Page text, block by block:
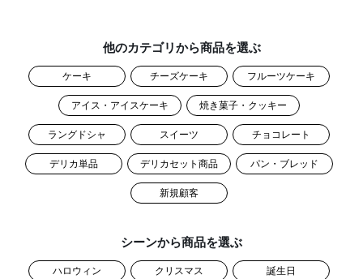
他のカテゴリから商品を選ぶ
ケーキ チーズケーキ フルーツケーキ
アイス・アイスケーキ 焼き菓子・クッキー
ラングドシャ スイーツ チョコレート
デリカ単品 デリカセット商品 パン・ブレッド
新規顧客
シーンから商品を選ぶ
ハロウィン クリスマス 誕生日